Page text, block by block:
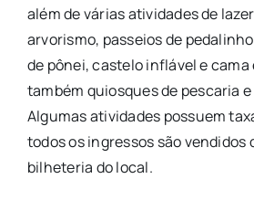
além de várias atividades de
arvorismo, passeios de
de pônei, castelo inflável e cama
também quiosques de pescaria
Algumas atividades possuem
todos os ingressos são
bilheteria do local.